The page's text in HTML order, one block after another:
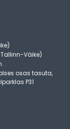
Tallinn-Väike)
osas tasuta,
P31